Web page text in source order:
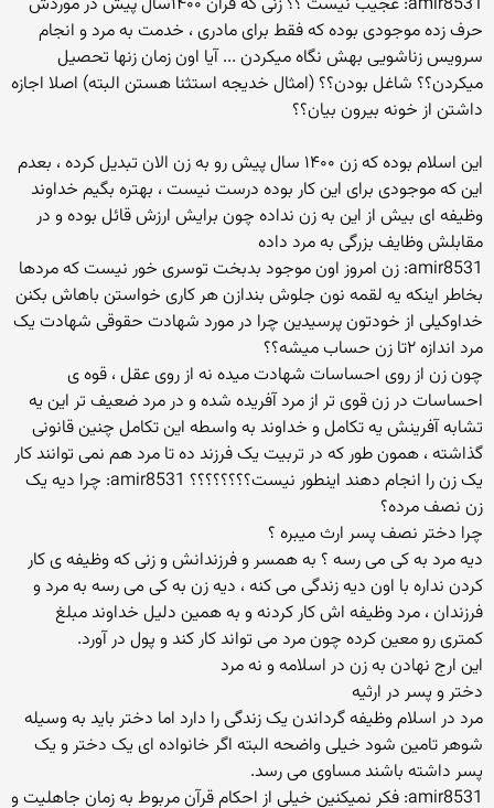
حرف زده موجودی بوده که فقط برای مادری ، خدمت به مرد و انجام
سرویس زناشویی بهش نگاه میکردن ... آیا اون زمان زنها تحصیل
میکردن؟؟ شاغل بودن؟؟ (امثال خدیجه استثنا هستن البته) اصلا اجازه
داشتن از خونه بیرون بیان؟؟
این اسلام بوده که زن ۱۴۰۰ سال پیش رو به زن الان تبدیل کرده ، بعدم
این که موجودی برای این کار بوده درست نیست ، بهتره بگیم خداوند
وظیفه ای بیش از این به زن نداده چون برایش ارزش قائل بوده و در
مقابلش وظایف بزرگی به مرد داده
amir8531: زن امروز اون موجود بدبخت توسری خور نیست که مردها
بخاطر اینکه یه لقمه نون جلوش بندازن هر کاری خواستن باهاش بکنن
خداوکیلی از خودتون پرسیدین چرا در مورد شهادت حقوقی شهادت یک
مرد اندازه ۲تا زن حساب میشه؟؟
چون زن از روی احساسات شهادت میده نه از روی عقل ، قوه ی
احساسات در زن قوی تر از مرد آفریده شده و در مرد ضعیف تر این یه
تشابه آفرینش یه تکامل و خداوند به واسطه این تکامل چنین قانونی
گذاشته ، همون طور که در تربیت یک فرزند ده تا مرد هم نمی توانند کار
یک زن را انجام دهند اینطور نیست؟؟؟؟؟؟؟؟ amir8531: چرا دیه یک
زن نصف مرده؟
چرا دختر نصف پسر ارث میبره ؟
دیه مرد به کی می رسه ؟ به همسر و فرزندانش و زنی که وظیفه ی کار
کردن نداره با اون دیه زندگی می کنه ، دیه زن به کی می رسه به مرد و
فرزندان ، مرد وظیفه اش کار کردنه و به همین دلیل خداوند مبلغ
کمتری رو معین کرده چون مرد می تواند کار کند و پول در آورد.
این ارج نهادن به زن در اسلامه و نه مرد
دختر و پسر در ارثیه
مرد در اسلام وظیفه گرداندن یک زندگی را دارد اما دختر باید به وسیله
شوهر تامین شود خیلی واضحه البته اگر خانواده ای یک دختر و یک
پسر داشته باشند مساوی می رسد.
amir8531: فکر نمیکنین خیلی از احکام قرآن مربوط به زمان جاهلیت و